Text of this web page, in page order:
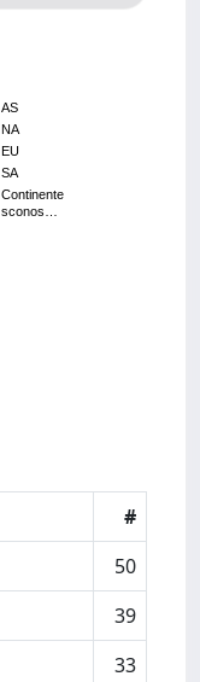
AS
NA
EU
SA
Continente
sconos…
#
50
39
33